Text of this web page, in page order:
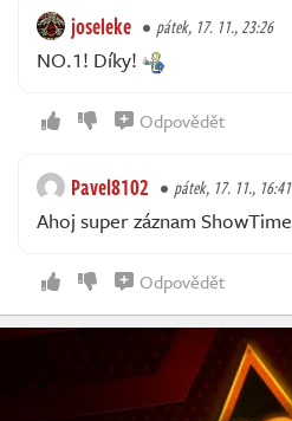
joseleke pátek, 17. 11., 23:26
NO.1! Díky!
Odpovědět
Pavel8102 pátek, 17. 11., 16:41
Ahoj super záznam ShowTime
Odpovědět